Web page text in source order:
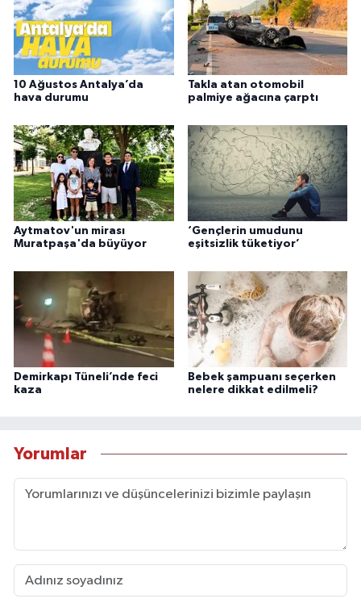
10 Ağustos Antalya’da
hava durumu
Takla atan otomobil
palmiye ağacına çarptı
Aytmatov'un mirası
Muratpaşa'da büyüyor
‘Gençlerin umudunu
eşitsizlik tüketiyor’
Demirkapı Tüneli’nde feci
kaza
Bebek şampuanı seçerken
nelere dikkat edilmeli?
Yorumlar